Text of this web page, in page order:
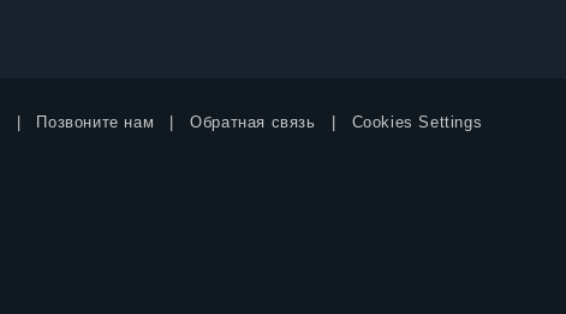
Позвоните нам Обратная связь Cookies Settings